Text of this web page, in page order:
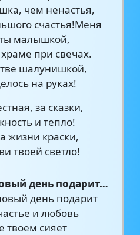
чем ненастья,
счастья!Меня
малышкой,
при свечах.
шалунишкой,
на руках!
за сказки,
и тепло!
жизни краски,
твоей светло!
день подарит…
день подарит
и любовь
твоем сияет